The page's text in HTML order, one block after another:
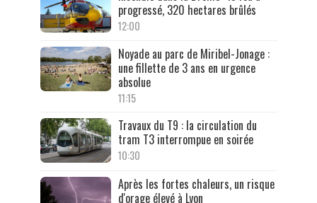
progressé, 320 hectares brûlés
12:00
Noyade au parc de Miribel-Jonage :
une fillette de 3 ans en urgence
absolue
11:15
Travaux du T9 : la circulation du
tram T3 interrompue en soirée
10:30
Après les fortes chaleurs, un risque
d'orage élevé à Lyon